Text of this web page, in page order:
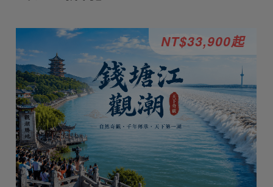
NT$33,900起